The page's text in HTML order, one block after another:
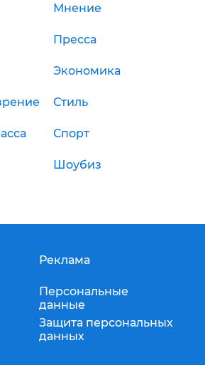
Мнение
Пресса
Экономика
Стиль
Спорт
Шоубиз
Реклама
Персональные
данные
Защита персональных
данных